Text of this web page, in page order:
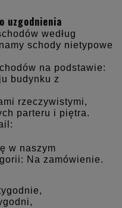
uzgodnienia
według
schody nietypowe
na podstawie:
budynku z
rzeczywistymi,
parteru i piętra.
w naszym
Na zamówienie.